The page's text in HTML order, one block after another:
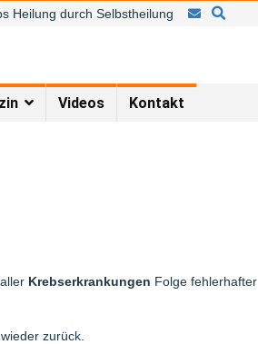
Heilung durch Selbstheilung
Videos Kontakt
Krebserkrankungen Folge fehlerhafter
zurück.